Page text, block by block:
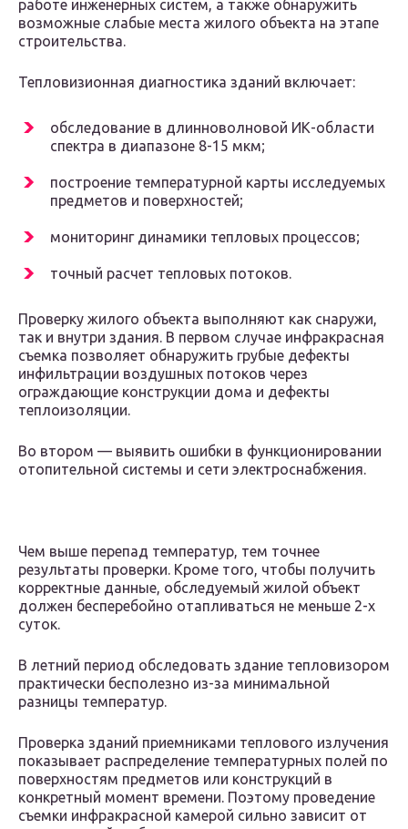
работе инженерных систем, а также обнаружить
возможные слабые места жилого объекта на этапе
строительства.
Тепловизионная диагностика зданий включает:
обследование в длинноволновой ИК-области
спектра в диапазоне 8-15 мкм;
построение температурной карты исследуемых
предметов и поверхностей;
мониторинг динамики тепловых процессов;
точный расчет тепловых потоков.
Проверку жилого объекта выполняют как снаружи,
так и внутри здания. В первом случае инфракрасная
съемка позволяет обнаружить грубые дефекты
инфильтрации воздушных потоков через
ограждающие конструкции дома и дефекты
теплоизоляции.
Во втором — выявить ошибки в функционировании
отопительной системы и сети электроснабжения.
Чем выше перепад температур, тем точнее
результаты проверки. Кроме того, чтобы получить
корректные данные, обследуемый жилой объект
должен бесперебойно отапливаться не меньше 2-х
суток.
В летний период обследовать здание тепловизором
практически бесполезно из-за минимальной
разницы температур.
Проверка зданий приемниками теплового излучения
показывает распределение температурных полей по
поверхностям предметов или конструкций в
конкретный момент времени. Поэтому проведение
съемки инфракрасной камерой сильно зависит от